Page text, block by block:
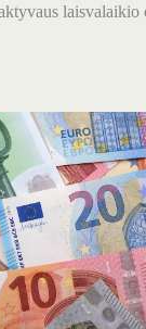
laisvalaikio